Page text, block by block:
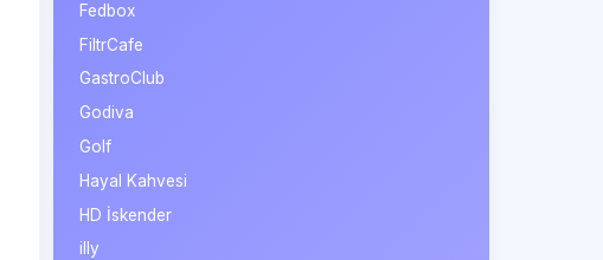
Fedbox
FiltrCafe
GastroClub
Godiva
Golf
Hayal Kahvesi
HD İskender
illy